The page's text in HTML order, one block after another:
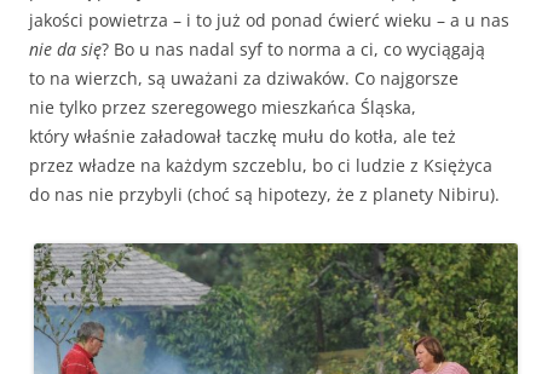
jakości powietrza – i to już od ponad ćwierć wieku – a u nas
nie da się? Bo u nas nadal syf to norma a ci, co wyciągają
to na wierzch, są uważani za dziwaków. Co najgorsze
nie tylko przez szeregowego mieszkańca Śląska,
który właśnie załadował taczkę mułu do kotła, ale też
przez władze na każdym szczeblu, bo ci ludzie z Księżyca
do nas nie przybyli (choć są hipotezy, że z planety Nibiru).